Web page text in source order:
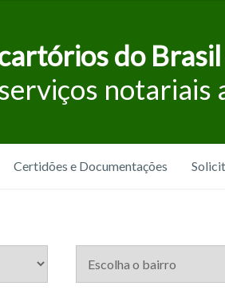
do Brasil
notariais
Certidões e Documentações